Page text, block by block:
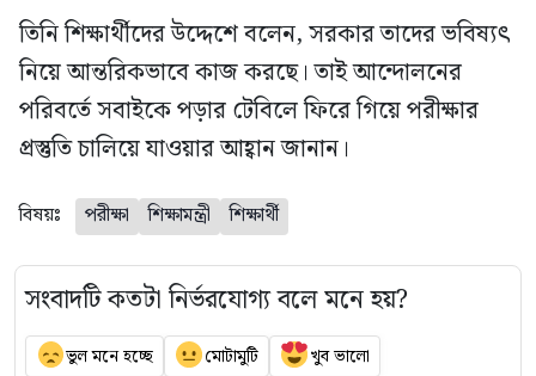
তিনি শিক্ষার্থীদের উদ্দেশে বলেন, সরকার তাদের ভবিষ্যৎ
নিয়ে আন্তরিকভাবে কাজ করছে। তাই আন্দোলনের
পরিবর্তে সবাইকে পড়ার টেবিলে ফিরে গিয়ে পরীক্ষার
প্রস্তুতি চালিয়ে যাওয়ার আহ্বান জানান।
বিষয়ঃ পরীক্ষা শিক্ষামন্ত্রী শিক্ষার্থী
সংবাদটি কতটা নির্ভরযোগ্য বলে মনে হয়?
ভুল মনে হচ্ছে মোটামুটি খুব ভালো